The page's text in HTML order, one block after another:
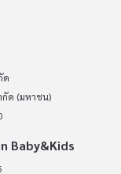
ด
กัด (มหาชน)
Baby&Kids